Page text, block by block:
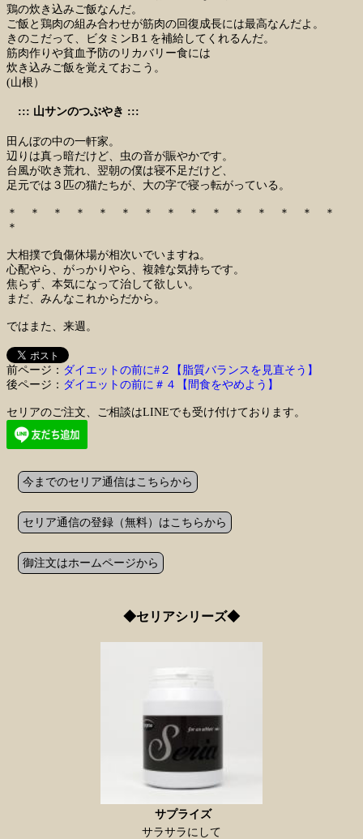
鶏の炊き込みご飯なんだ。
ご飯と鶏肉の組み合わせが筋肉の回復成長には最高なんだよ。
きのこだって、ビタミンB１を補給してくれるんだ。
筋肉作りや貧血予防のリカバリー食には
炊き込みご飯を覚えておこう。
(山根）
::: 山サンのつぶやき :::
田んぼの中の一軒家。
辺りは真っ暗だけど、虫の音が賑やかです。
台風が吹き荒れ、翌朝の僕は寝不足だけど、
足元では３匹の猫たちが、大の字で寝っ転がっている。
＊ ＊ ＊ ＊ ＊ ＊ ＊ ＊ ＊ ＊ ＊ ＊ ＊ ＊ ＊
＊
大相撲で負傷休場が相次いでいますね。
心配やら、がっかりやら、複雑な気持ちです。
焦らず、本気になって治して欲しい。
まだ、みんなこれからだから。
ではまた、来週。
前ページ： ダイエットの前に#２【脂質バランスを見直そう】
後ページ： ダイエットの前に＃４【間食をやめよう】
セリアのご注文、ご相談はLINEでも受け付けております。
今までのセリア通信はこちらから
セリア通信の登録（無料）はこちらから
御注文はホームページから
◆セリアシリーズ◆
サプライズ
サラサラにして